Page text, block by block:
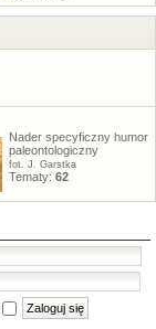
Nader specyficzny humor
paleontologiczny
fot. J. Garstka
Tematy: 62